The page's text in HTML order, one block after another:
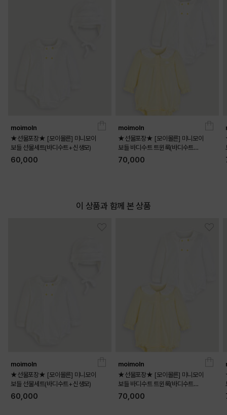
moimoln
★선물포장★ [모이몰른] 미니모이
보들 선물세트(바디수트+신생모)
60,000
moimoln
★선물포장★ [모이몰른] 미니모이
보들 바디수트 트윈룩(바디수트
+바디수트)
70,000
이 상품과 함께 본 상품
moimoln
★선물포장★ [모이몰른] 미니모이
보들 선물세트(바디수트+신생모)
60,000
moimoln
★선물포장★ [모이몰른] 미니모이
보들 바디수트 트윈룩(바디수트
+바디수트)
70,000